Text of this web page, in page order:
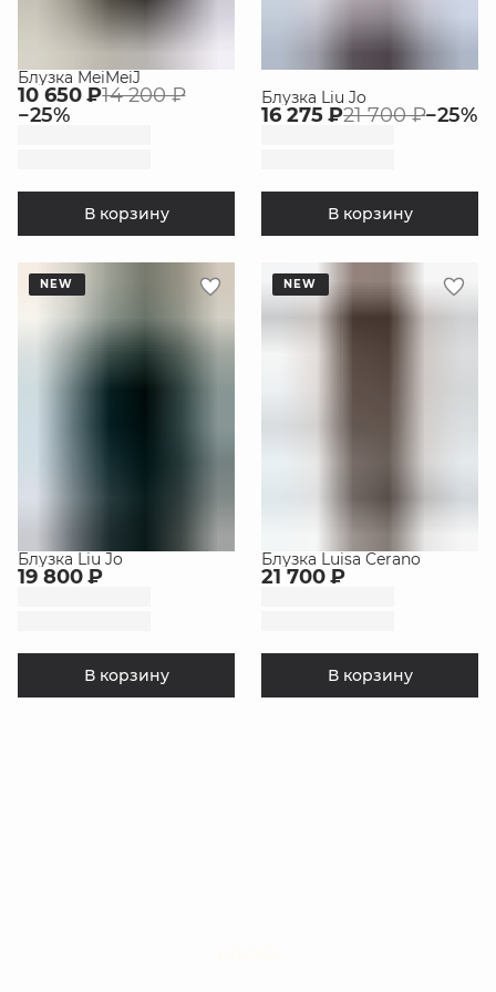
Блузка MeiMeiJ
10 650 ₽14 200 ₽
−25%
В корзину
Блузка Liu Jo
16 275 ₽21 700 ₽−25%
В корзину
NEW
Блузка Liu Jo
19 800 ₽
В корзину
NEW
Блузка Luisa Cerano
21 700 ₽
В корзину